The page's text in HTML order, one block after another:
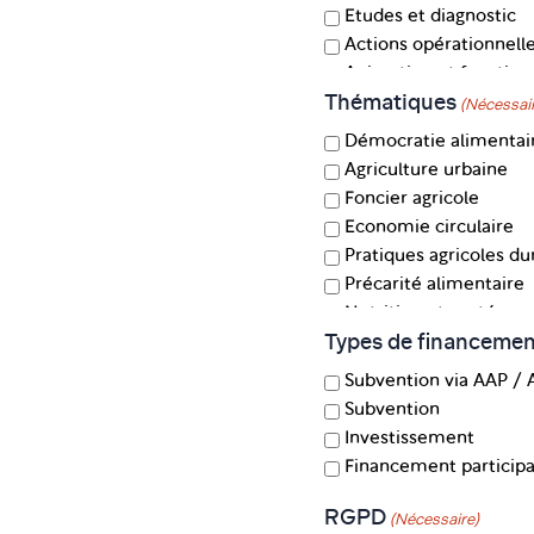
Etudes et diagnostic
Actions
Thématiques
Démocratie
Agriculture urbaine
Foncier agricole
Economie circulaire
Pratiques agricoles
Précarité alimentaire
Éducation à
Agritourisme
Restauration collective
Installation et
Filières et circuits
Types de
Subvention via AAP /
Subvention
Investissement
Financement
RGPD (Nécessaire)